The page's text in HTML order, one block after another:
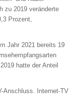
zu 2019 veränderte
Prozent,
Jahr 2021 bereits 19
hatte der Anteil
Anschluss. Internet-TV